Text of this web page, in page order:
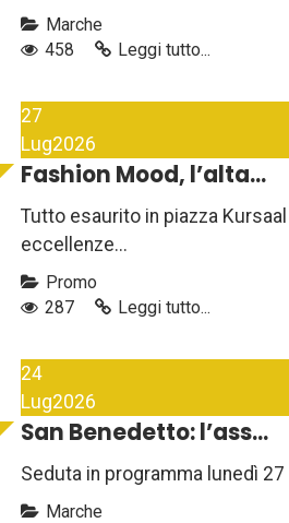
Marche
458
Leggi tutto...
27
Lug2026
Fashion Mood, l’alta...
Tutto esaurito in piazza
eccellenze...
Promo
287
Leggi tutto...
24
Lug2026
San Benedetto: l’ass...
Seduta in programma lunedì
Marche